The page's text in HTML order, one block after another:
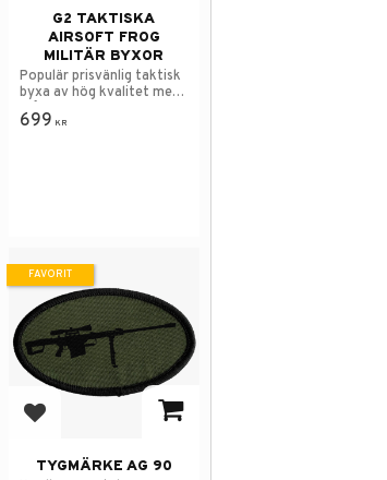
G2 TAKTISKA
AIRSOFT FROG
MILITÄR BYXOR
Populär prisvänlig taktisk
byxa av hög kvalitet med
många funktioner.
699 KR
Lägg till i favoriter
TYGMÄRKE AG 90
FAVORIT